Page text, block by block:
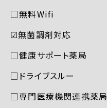
□無料Wifi
☑︎無菌調剤対応
□健康サポート薬局
□ドライブスルー
□専門医療機関連携薬局